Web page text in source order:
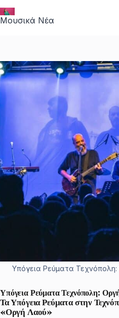
στο
περιεχόμενο
Μουσικά Νέα
Υπόγεια Ρεύματα
Υπόγεια Ρεύματα Τεχνόπολη:
Τα Υπόγεια Ρεύματα στην
«Οργή Λαού»